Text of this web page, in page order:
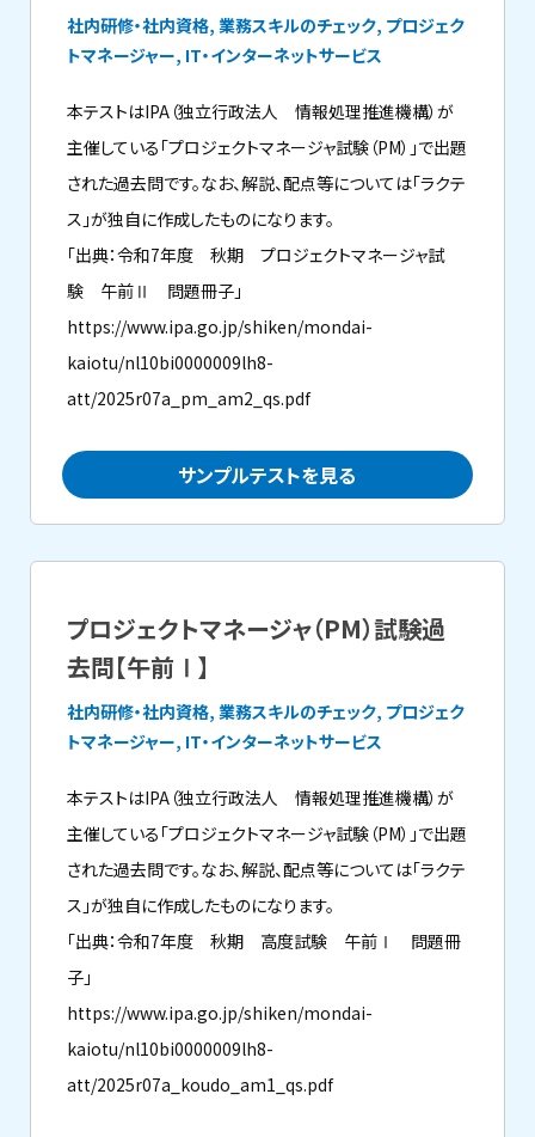
社内研修・社内資格, 業務スキルのチェック, プロジェク
トマネージャー, IT・インターネットサービス
本テストはIPA（独立行政法人 情報処理推進機構）が
主催している「プロジェクトマネージャ試験（PM）」で出題
された過去問です。なお、解説、配点等については「ラクテ
ス」が独自に作成したものになります。
「出典：令和7年度 秋期 プロジェクトマネージャ試
験 午前Ⅱ 問題冊子」
https://www.ipa.go.jp/shiken/mondai-
kaiotu/nl10bi0000009lh8-
att/2025r07a_pm_am2_qs.pdf
サンプルテストを見る
プロジェクトマネージャ（PM）試験過
去問【午前Ⅰ】
社内研修・社内資格, 業務スキルのチェック, プロジェク
トマネージャー, IT・インターネットサービス
本テストはIPA（独立行政法人 情報処理推進機構）が
主催している「プロジェクトマネージャ試験（PM）」で出題
された過去問です。なお、解説、配点等については「ラクテ
ス」が独自に作成したものになります。
「出典：令和7年度 秋期 高度試験 午前Ⅰ 問題冊
子」
https://www.ipa.go.jp/shiken/mondai-
kaiotu/nl10bi0000009lh8-
att/2025r07a_koudo_am1_qs.pdf